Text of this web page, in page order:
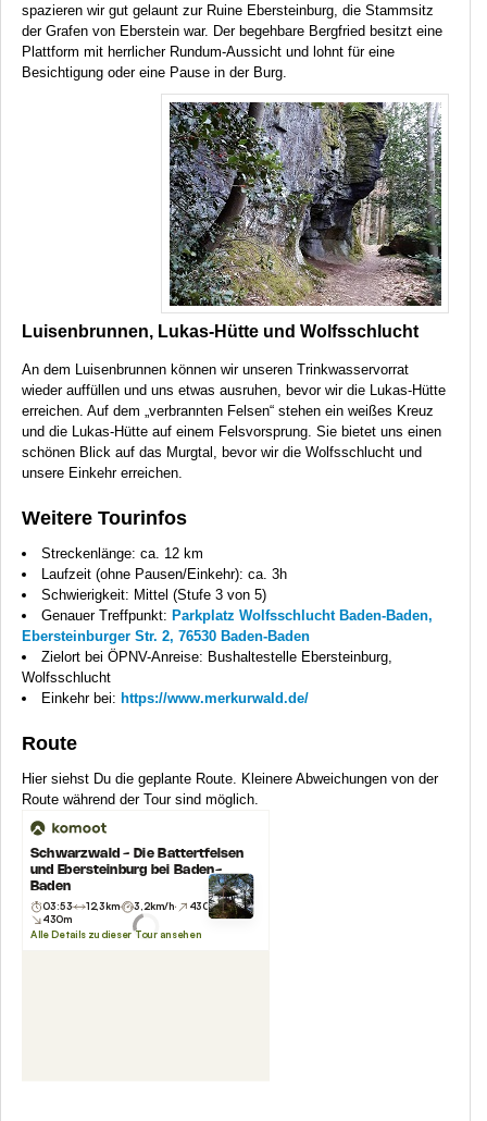
spazieren wir gut gelaunt zur Ruine Ebersteinburg, die Stammsitz
der Grafen von Eberstein war. Der begehbare Bergfried besitzt eine
Plattform mit herrlicher Rundum-Aussicht und lohnt für eine
Besichtigung oder eine Pause in der Burg.
Luisenbrunnen, Lukas-Hütte und Wolfsschlucht
An dem Luisenbrunnen können wir unseren Trinkwasservorrat
wieder auffüllen und uns etwas ausruhen, bevor wir die Lukas-Hütte
erreichen. Auf dem „verbrannten Felsen“ stehen ein weißes Kreuz
und die Lukas-Hütte auf einem Felsvorsprung. Sie bietet uns einen
schönen Blick auf das Murgtal, bevor wir die Wolfsschlucht und
unsere Einkehr erreichen.
Weitere Tourinfos
Streckenlänge: ca. 12 km
Laufzeit (ohne Pausen/Einkehr): ca. 3h
Schwierigkeit: Mittel (Stufe 3 von 5)
Genauer Treffpunkt: Parkplatz Wolfsschlucht Baden-Baden,
Ebersteinburger Str. 2, 76530 Baden-Baden
Zielort bei ÖPNV-Anreise: Bushaltestelle Ebersteinburg,
Wolfsschlucht
Einkehr bei: https://www.merkurwald.de/
Route
Hier siehst Du die geplante Route. Kleinere Abweichungen von der
Route während der Tour sind möglich.